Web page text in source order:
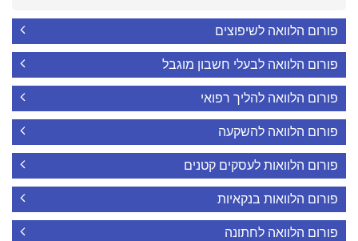
פורום הלוואה לשיפוצים
פורום הלוואה לבעלי חשבון מוגבל
פורום הלוואה להליך רפואי
פורום הלוואה להשקעה
פורום הלוואות לעסקים קטנים
פורום הלוואות בנקאיות
פורום הלוואה לחתונה